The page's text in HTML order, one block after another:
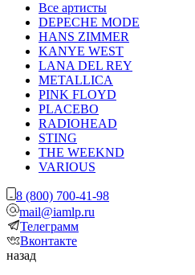
Все артисты
DEPECHE MODE
HANS ZIMMER
KANYE WEST
LANA DEL REY
METALLICA
PINK FLOYD
PLACEBO
RADIOHEAD
STING
THE WEEKND
VARIOUS
8 (800) 700-41-98
mail@iamlp.ru
Телеграмм
Вконтакте
назад